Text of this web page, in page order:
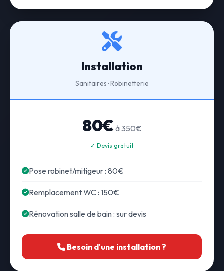
Installation
Sanitaires · Robinetterie
80€ à 350€
✓ Devis gratuit
Pose robinet/mitigeur : 80€
Remplacement WC : 150€
Rénovation salle de bain : sur devis
Besoin d'une installation ?